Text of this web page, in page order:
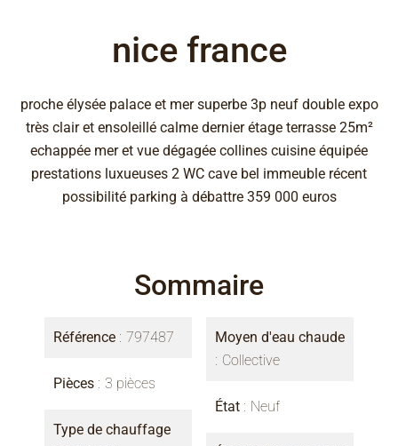
nice france
proche élysée palace et mer superbe 3p neuf double expo
très clair et ensoleillé calme dernier étage terrasse 25m²
echappée mer et vue dégagée collines cuisine équipée
prestations luxueuses 2 WC cave bel immeuble récent
possibilité parking à débattre 359 000 euros
Sommaire
Référence 797487
Pièces 3 pièces
Type de chauffage
Moyen d'eau chaude
Collective
État Neuf